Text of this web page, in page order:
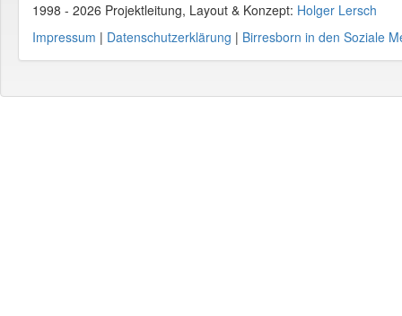
1998 - 2026 Projektleitung, Layout & Konzept: Holger Lersch
Impressum | Datenschutzerklärung | Birresborn in den Soziale